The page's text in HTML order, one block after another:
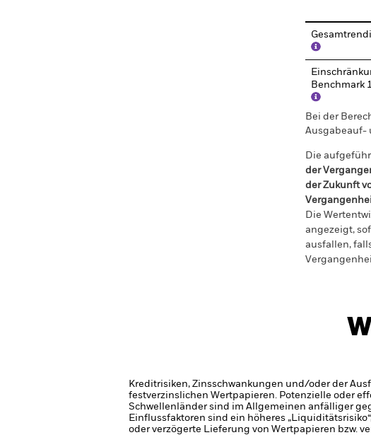
Benchmark
Bei der
Ausgabeauf-
Die
der
der Zukunft
Die
angezeigt,
ausfallen,
Kreditrisiken, Zinsschwankungen und/oder der
festverzinslichen Wertpapieren. Potenzielle oder
Schwellenländer sind im Allgemeinen anfälliger
Einflussfaktoren sind ein höheres
oder verzögerte Lieferung von Wertpapieren bzw.